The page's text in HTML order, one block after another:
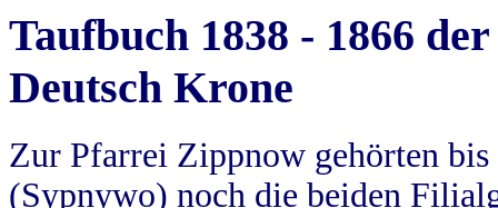
Taufbuch 1838 - 1866
Deutsch Krone
Zur Pfarrei Zippnow gehörten
(Sypnywo) noch die beiden